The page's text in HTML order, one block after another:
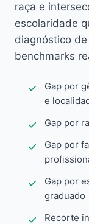
raça e
escolaridade
diagnóstico
benchmarks
Gap por
e
Gap por
Gap por
Gap por
graduado
Recorte